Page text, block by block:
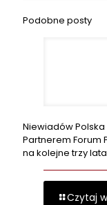
Podobne posty
Niewiadów Polska
Partnerem Forum
na kolejne trzy
Czytaj